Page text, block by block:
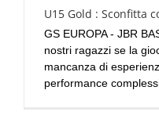
U15 Gold : Sconfitta
GS EUROPA - JBR
nostri ragazzi se la
mancanza di
performance